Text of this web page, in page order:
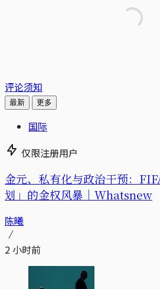
评论须知
最新 更多
国际
仅限注册用户
金元、私有化与政治干预：
划」的金权风暴｜Whatsnew
陈曦
2 小时前